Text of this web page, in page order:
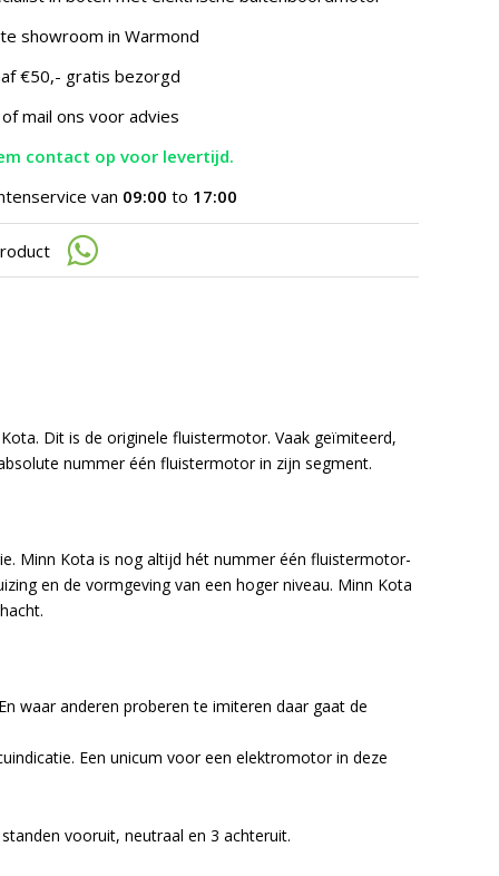
Als
met
aanraaktoetsen
werkt,
kunt
touch-
showroom in Warmond
€50,- gratis bezorgd
mail ons voor advies
contact op voor levertijd.
van 09:00 to 17:00
Dit is de originele fluistermotor. Vaak geïmiteerd,
nummer één fluistermotor in zijn segment.
Minn Kota is nog altijd hét nummer één fluistermotor-
en de vormgeving van een hoger niveau. Minn Kota
waar anderen proberen te imiteren daar gaat de
Een unicum voor een elektromotor in deze
vooruit, neutraal en 3 achteruit.